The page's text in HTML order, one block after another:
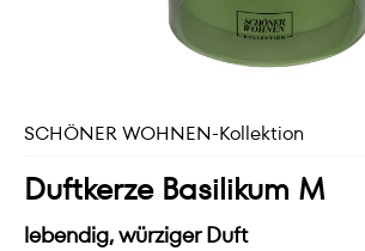
SCHÖNER WOHNEN-Kollektion
Duftkerze Basilikum M
lebendig, würziger Duft